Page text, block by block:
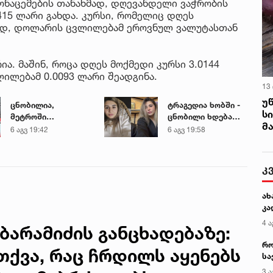
თანახმად, დღევანდელი ვაჭრობის
ლარი გახდა. კურსი, რომელიც დღეს
დოლარის ცვლილებამ ეროვნულ ვალუტასთან
მაშინ, როცა დღეს მოქმედი კურსი 3.0144
0.0093 ლარი შეადგინა.
ცნობილია,
მეტროში
გარდაცვლილი 21
6 აგვ 19:42
ტრაგედია ხობში -
ცნობილი ხდება
დაღუპული დედა-
6 აგვ 19:58
განცხადებაზე:
რაც ჩრდილს აყენებს
13
4